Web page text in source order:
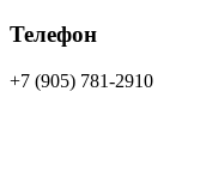
Телефон
+7 (905) 781-2910